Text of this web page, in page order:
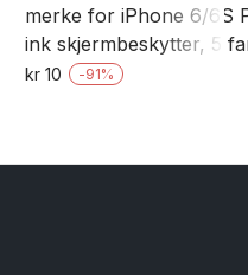
merke for iPhone 6/6S
ink skjermbeskytter, 5
kr10 -91%
har